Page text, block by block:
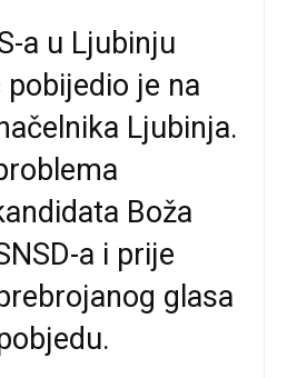
a u Ljubinju
pobijedio je na
Ljubinja.
Boža
a i prije
glasa